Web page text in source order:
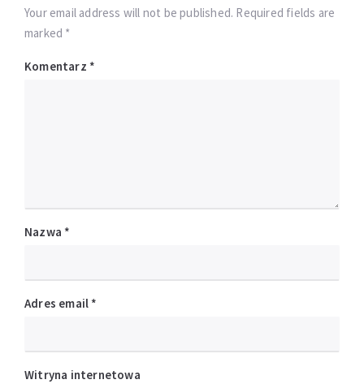
Your email address will not be published. Required fields are
marked *
Komentarz *
Nazwa *
Adres email *
Witryna internetowa